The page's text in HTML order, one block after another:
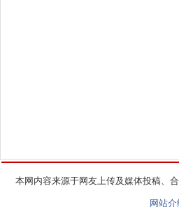
本网内容来源于网友上传及媒体投稿、
网站介